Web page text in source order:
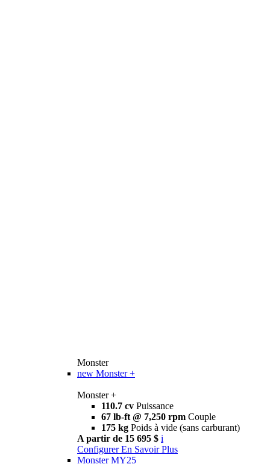
Monster
new Monster +
Monster +
110.7 cv Puissance
67 lb-ft @ 7,250 rpm Couple
175 kg Poids à vide (sans carburant)
A partir de 15 695 $ i
Configurer En Savoir Plus
Monster MY25